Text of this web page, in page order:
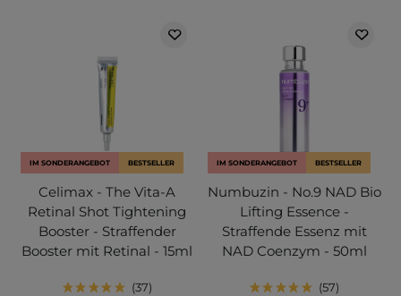
IM SONDERANGEBOT BESTSELLER
Celimax - The Vita-A
Retinal Shot Tightening
Booster - Straffender
Booster mit Retinal - 15ml
37
IM SONDERANGEBOT BESTSELLER
Numbuzin - No.9 NAD Bio
Lifting Essence -
Straffende Essenz mit
NAD Coenzym - 50ml
57